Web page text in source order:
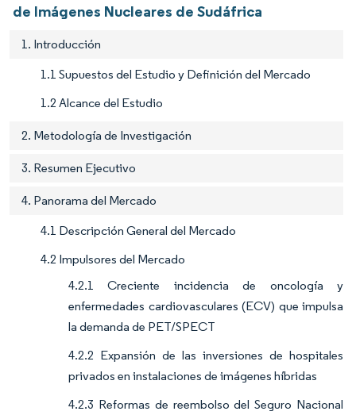
de Imágenes Nucleares de Sudáfrica
1. Introducción
1.1 Supuestos del Estudio y Definición del Mercado
1.2 Alcance del Estudio
2. Metodología de Investigación
3. Resumen Ejecutivo
4. Panorama del Mercado
4.1 Descripción General del Mercado
4.2 Impulsores del Mercado
4.2.1 Creciente incidencia de oncología y
enfermedades cardiovasculares (ECV) que impulsa
la demanda de PET/SPECT
4.2.2 Expansión de las inversiones de hospitales
privados en instalaciones de imágenes híbridas
4.2.3 Reformas de reembolso del Seguro Nacional